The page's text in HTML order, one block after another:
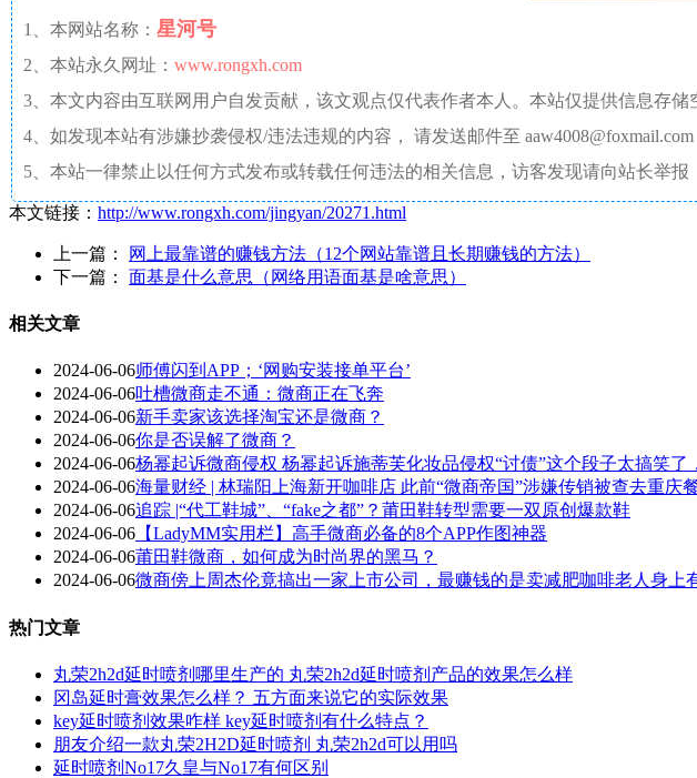
1、本网站名称： 星河号
2、本站永久网址： www.rongxh.com
3、本文内容由互联网用户自发贡献，该文观点仅代表作者本人。本站仅提供信息存
4、如发现本站有涉嫌抄袭侵权/违法违规的内容， 请发送邮件至 aaw4008@foxmail.com
5、本站一律禁止以任何方式发布或转载任何违法的相关信息，访客发现请向站长举报
本文链接： http://www.rongxh.com/jingyan/20271.html
上一篇：
网上最靠谱的赚钱方法（12个网站靠谱且长期赚钱的方法）
下一篇： 面基是什么意思（网络用语面基是啥意思）
相关文章
2024-06-06师傅闪到APP；‘网购安装接单平台’
2024-06-06吐槽微商走不通：微商正在飞奔
2024-06-06新手卖家该选择淘宝还是微商？
2024-06-06你是否误解了微商？
2024-06-06杨幂起诉微商侵权 杨幂起诉施蒂芙化妆品侵权“讨债”这个段子太搞笑了
2024-06-06海量财经 | 林瑞阳上海新开咖啡店 此前“微商帝国”涉嫌传销被查去重庆
2024-06-06追踪 |“代工鞋城”、“fake之都”？莆田鞋转型需要一双原创爆款鞋
2024-06-06 【LadyMM实用栏】高手微商必备的8个APP作图神器
2024-06-06莆田鞋微商，如何成为时尚界的黑马？
2024-06-06微商傍上周杰伦竟搞出一家上市公司，最赚钱的是卖减肥咖啡老人身
热门文章
丸荣2h2d延时喷剂哪里生产的 丸荣2h2d延时喷剂产品的效果怎么样
冈岛延时膏效果怎么样？ 五方面来说它的实际效果
key延时喷剂效果咋样 key延时喷剂有什么特点？
朋友介绍一款丸荣2H2D延时喷剂 丸荣2h2d可以用吗
延时喷剂No17久皇与No17有何区别